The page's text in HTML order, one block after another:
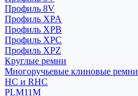
Профиль 8V
Профиль XPA
Профиль XPB
Профиль XPC
Профиль XPZ
Круглые ремни
Многоручьевые клиновые ремни
HC и RHC
PLM11M